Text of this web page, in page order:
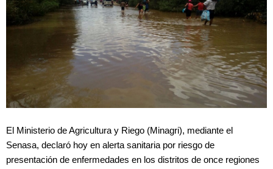
El Ministerio de Agricultura y Riego (Minagri), mediante el
Senasa, declaró hoy en alerta sanitaria por riesgo de
presentación de enfermedades en los distritos de once regiones